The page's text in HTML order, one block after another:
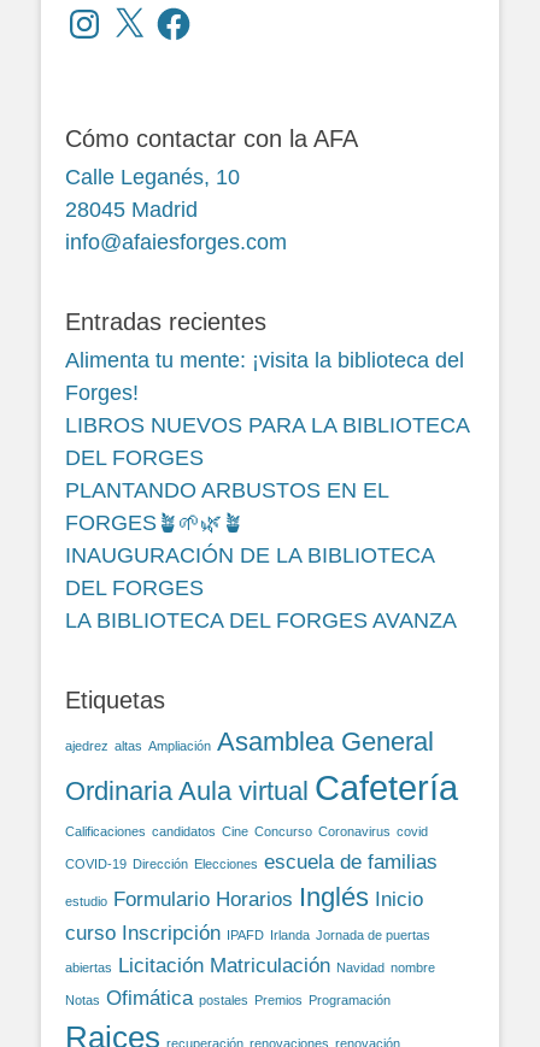
Instagram
X Facebook
Cómo contactar con la AFA
Calle Leganés, 10
28045 Madrid
info@afaiesforges.com
Entradas recientes
Alimenta tu mente: ¡visita la biblioteca del
Forges!
LIBROS NUEVOS PARA LA BIBLIOTECA
DEL FORGES
PLANTANDO ARBUSTOS EN EL
FORGES🪴🌱🌿🪴
INAUGURACIÓN DE LA BIBLIOTECA
DEL FORGES
LA BIBLIOTECA DEL FORGES AVANZA
Etiquetas
ajedrez altas Ampliación Asamblea General
Ordinaria Aula virtual Cafetería
Calificaciones candidatos Cine Concurso Coronavirus covid
COVID-19 Dirección Elecciones escuela de familias
estudio Formulario Horarios Inglés Inicio
curso Inscripción IPAFD Irlanda Jornada de puertas
abiertas Licitación Matriculación Navidad nombre
Notas Ofimática postales Premios Programación
Raices recuperación renovaciones renovación